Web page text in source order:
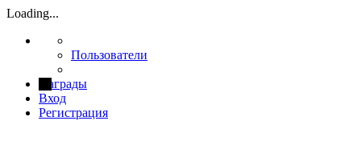
Loading...
Пользователи
Награды
Вход
Регистрация